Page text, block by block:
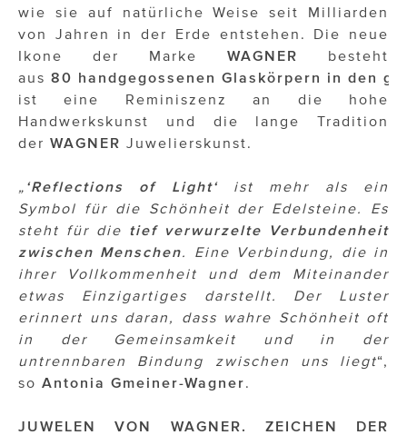
wie sie auf natürliche Weise seit Milliarden
von Jahren in der Erde entstehen. Die neue
Ikone der Marke WAGNER
besteht
aus 80 handgegossenen Glaskörpern in den
ist eine Reminiszenz an die hohe
Handwerkskunst und die lange Tradition
der WAGNER Juwelierskunst.
„ ‘Reflections of Light‘ist mehr als ein
Symbol für die Schönheit der Edelsteine. Es
steht für die tief verwurzelte Verbundenheit
zwischen Menschen. Eine Verbindung, die in
ihrer Vollkommenheit und dem Miteinander
etwas Einzigartiges darstellt. Der Luster
erinnert uns daran, dass wahre Schönheit oft
in der Gemeinsamkeit und in der
untrennbaren Bindung zwischen uns liegt“,
so Antonia Gmeiner-Wagner.
JUWELEN VON WAGNER. ZEICHEN DER